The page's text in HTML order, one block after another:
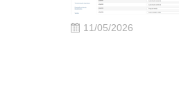
11/05/2026